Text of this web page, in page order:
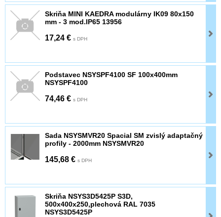
Skriňa MINI KAEDRA modulárny IK09 80x150
mm - 3 mod.IP65 13956
17,24 € s DPH
Podstavec NSYSPF4100 SF 100x400mm
NSYSPF4100
74,46 € s DPH
Sada NSYSMVR20 Spacial SM zvislý adaptačný
profily - 2000mm NSYSMVR20
145,68 € s DPH
Skriňa NSYS3D5425P S3D,
500x400x250,plechová RAL 7035
NSYS3D5425P